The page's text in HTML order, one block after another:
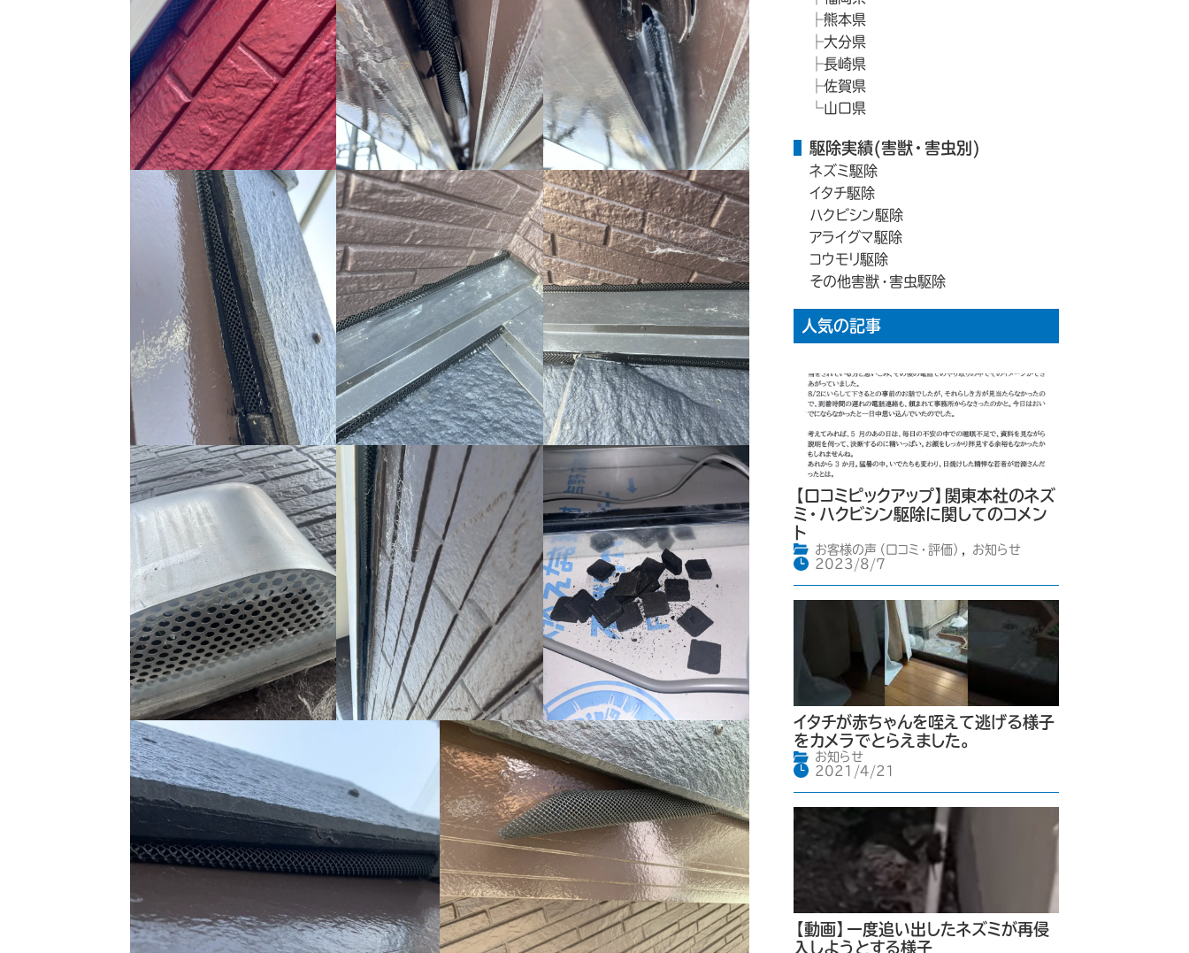
熊本県
大分県
長崎県
佐賀県
山口県
駆除実績(害獣・害虫別)
ネズミ駆除
イタチ駆除
ハクビシン駆除
アライグマ駆除
コウモリ駆除
その他害獣・害虫駆除
人気の記事
【口コミピックアップ】関東本社のネズ
ミ・ハクビシン駆除に関してのコメン
ト
お客様の声（口コミ・評価）
お知らせ
2023/8/7
イタチが赤ちゃんを咥えて逃げる様子
をカメラでとらえました。
お知らせ
2021/4/21
【動画】一度追い出したネズミが再侵
入しようとする様子